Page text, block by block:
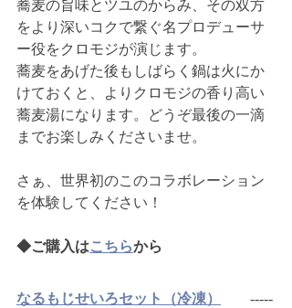
蕎麦の旨味とツユのからみ、その双方
をより深いコクで繋ぐ名プロデューサ
ー役をクロモジが演じます。
蕎麦をあげた後もしばらく鍋は火にか
けておくと、よりクロモジの香り高い
蕎麦湯になります。どうぞ最後の一滴
までお楽しみくださいませ。
さぁ、世界初のこのコラボレーション
を体験してください！
◆ご購入はこちらから
なるもじせいろセット（冷凍）
        -----